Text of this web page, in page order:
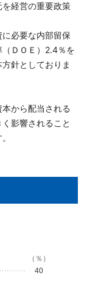
経営の重要政策
必要な内部留保
ＤＯＥ）2.4％を
針としておりま
から配当される
影響されること
40
（％）